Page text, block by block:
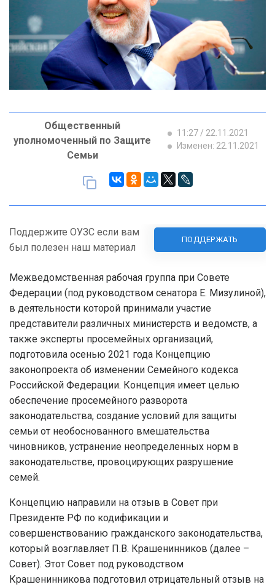
Общественный
уполномоченный по Защите
Семьи
11:27 / 22.11.2021
Изменен: 22.11.2021
Поддержите ОУЗС если вам
был полезен наш материал
ПОДДЕРЖАТЬ
Межведомственная рабочая группа при Совете
Федерации (под руководством сенатора Е. Мизулиной),
в деятельности которой принимали участие
представители различных министерств и ведомств, а
также эксперты просемейных организаций,
подготовила осенью 2021 года Концепцию
законопроекта об изменении Семейного кодекса
Российской Федерации. Концепция имеет целью
обеспечение просемейного разворота
законодательства, создание условий для защиты
семьи от необоснованного вмешательства
чиновников, устранение неопределенных норм в
законодательстве, провоцирующих разрушение
семей.
Концепцию направили на отзыв в Совет при
Президенте РФ по кодификации и
совершенствованию гражданского законодательства,
который возглавляет П.В. Крашенинников (далее –
Совет). Этот Совет под руководством
Крашенинникова подготовил отрицательный отзыв на